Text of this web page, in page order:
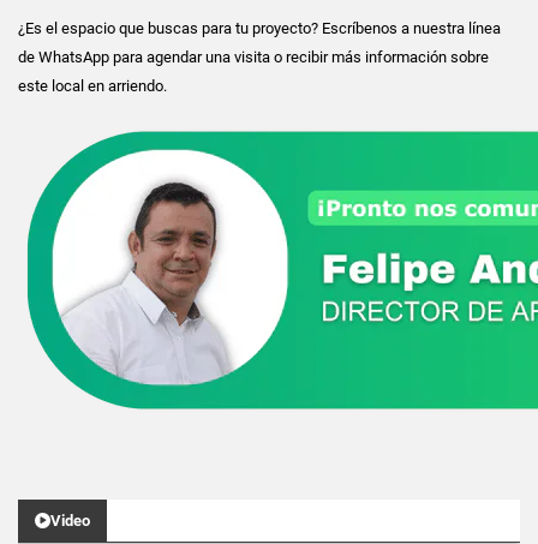
¿Es el espacio que buscas para tu proyecto? Escríbenos a nuestra línea
de WhatsApp para agendar una visita o recibir más información sobre
este local en arriendo.
Video